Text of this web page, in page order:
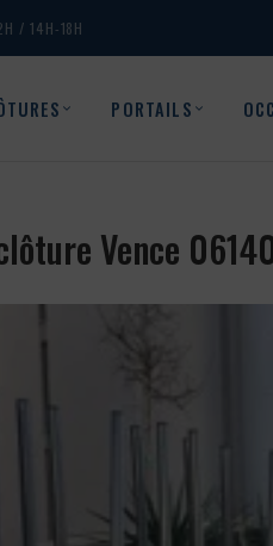
/ 14H-18H
PORTAILS
Vence